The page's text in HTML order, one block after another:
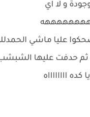
و لا اي
عليا ماشي
حدفت عليها
ااااااااه